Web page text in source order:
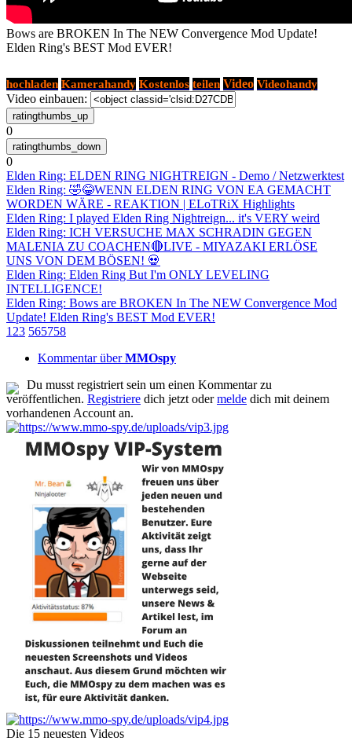
Bows are BROKEN In The NEW Convergence Mod Update!
Elden Ring's BEST Mod EVER!
hochladen Kamerahandy Kostenlos teilen Video Videohandy
Video einbauen:
0
0
Elden Ring: ELDEN RING NIGHTREIGN - Demo / Netzwerktest
Elden Ring: 🤣😂WENN ELDEN RING VON EA GEMACHT
WORDEN WÄRE - REAKTION | ELoTRiX Highlights
Elden Ring: I played Elden Ring Nightreign... it's VERY weird
Elden Ring: ICH VERSUCHE MAX SCHRADIN GEGEN
MALENIA ZU COACHEN🔴LIVE - MIYAZAKI ERLÖSE
UNS VON DEM BÖSEN! 💀
Elden Ring: Elden Ring But I'm ONLY LEVELING
INTELLIGENCE!
Elden Ring: Bows are BROKEN In The NEW Convergence Mod
Update! Elden Ring's BEST Mod EVER!
1 23 565758
Kommentar überMMOspy
Du musst registriert sein um einen Kommentar zu
veröffentlichen. Registriere dich jetzt odermelde dich mit deinem
vorhandenen Account an.
Die 15 neuesten Videos